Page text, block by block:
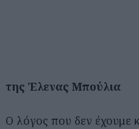
της Έλενας Μπούλια
Ο λόγος που δεν έχουμε